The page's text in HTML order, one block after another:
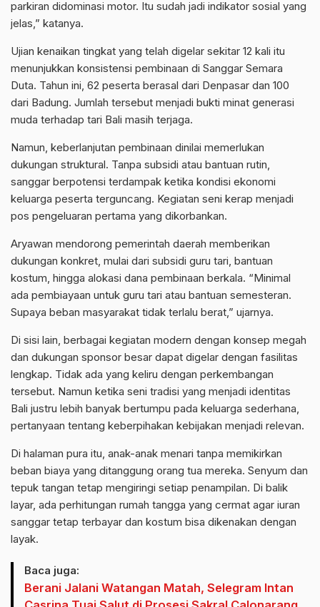
parkiran didominasi motor. Itu sudah jadi indikator sosial yang
jelas,” katanya.
Ujian kenaikan tingkat yang telah digelar sekitar 12 kali itu
menunjukkan konsistensi pembinaan di Sanggar Semara
Duta. Tahun ini, 62 peserta berasal dari Denpasar dan 100
dari Badung. Jumlah tersebut menjadi bukti minat generasi
muda terhadap tari Bali masih terjaga.
Namun, keberlanjutan pembinaan dinilai memerlukan
dukungan struktural. Tanpa subsidi atau bantuan rutin,
sanggar berpotensi terdampak ketika kondisi ekonomi
keluarga peserta terguncang. Kegiatan seni kerap menjadi
pos pengeluaran pertama yang dikorbankan.
Aryawan mendorong pemerintah daerah memberikan
dukungan konkret, mulai dari subsidi guru tari, bantuan
kostum, hingga alokasi dana pembinaan berkala. “Minimal
ada pembiayaan untuk guru tari atau bantuan semesteran.
Supaya beban masyarakat tidak terlalu berat,” ujarnya.
Di sisi lain, berbagai kegiatan modern dengan konsep megah
dan dukungan sponsor besar dapat digelar dengan fasilitas
lengkap. Tidak ada yang keliru dengan perkembangan
tersebut. Namun ketika seni tradisi yang menjadi identitas
Bali justru lebih banyak bertumpu pada keluarga sederhana,
pertanyaan tentang keberpihakan kebijakan menjadi relevan.
Di halaman pura itu, anak-anak menari tanpa memikirkan
beban biaya yang ditanggung orang tua mereka. Senyum dan
tepuk tangan tetap mengiringi setiap penampilan. Di balik
layar, ada perhitungan rumah tangga yang cermat agar iuran
sanggar tetap terbayar dan kostum bisa dikenakan dengan
layak.
Baca juga:
Berani Jalani Watangan Matah, Selegram Intan